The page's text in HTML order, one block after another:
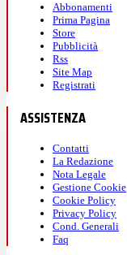
Abbonamenti
Prima Pagina
Store
Pubblicità
Rss
Site Map
Registrati
ASSISTENZA
Contatti
La Redazione
Nota Legale
Gestione Cookie
Cookie Policy
Privacy Policy
Cond. Generali
Faq